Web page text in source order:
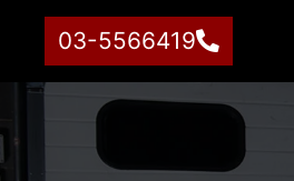
03-5566419